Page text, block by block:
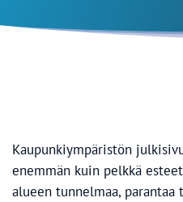
Kaupunkiympäristön
enemmän kuin pelkkä
alueen tunnelmaa,